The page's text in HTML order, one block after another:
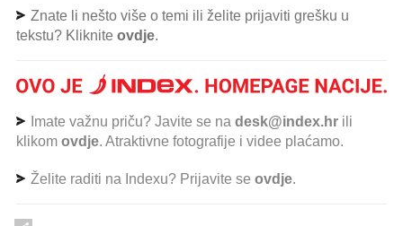
Znate li nešto više o temi ili želite prijaviti grešku u
tekstu? Kliknite ovdje.
Imate važnu priču? Javite se na desk@index.hr ili
klikom ovdje. Atraktivne fotografije i videe plaćamo.
Želite raditi na Indexu? Prijavite se ovdje.